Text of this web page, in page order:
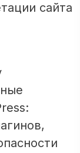
сайта